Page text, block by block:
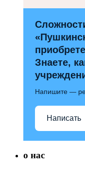
Знаете,
Напишите —
Написать
о нас